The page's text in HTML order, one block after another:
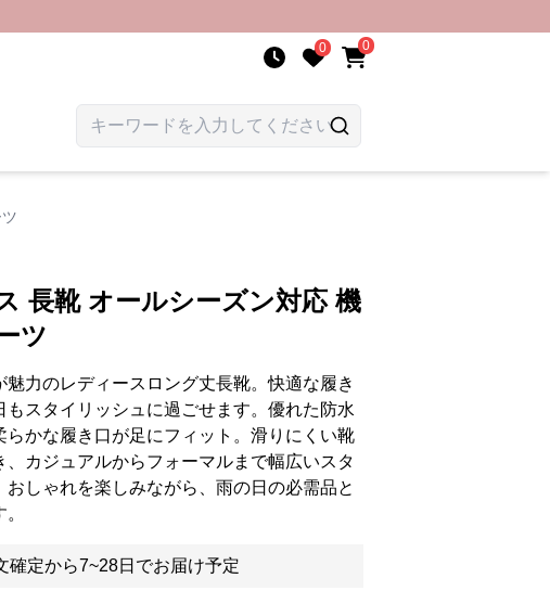
0 0
長靴 オールシーズン対応 機
ツ
力のレディースロング丈長靴。快適な履き
もスタイリッシュに過ごせます。優れた防水
らかな履き口が足にフィット。滑りにくい靴
、カジュアルからフォーマルまで幅広いスタ
おしゃれを楽しみながら、雨の日の必需品と
確定から7~28日でお届け予定